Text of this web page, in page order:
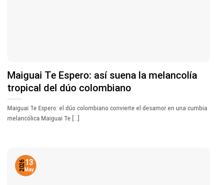
Maiguai Te Espero: así suena la melancolía
tropical del dúo colombiano
Maiguai Te Espero: el dúo colombiano convierte el desamor en una cumbia
melancólica Maiguai Te [...]
13
May
2026